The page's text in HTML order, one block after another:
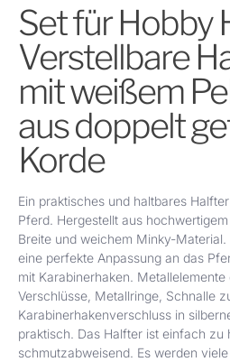
Set für Hobby
Verstellbare
mit weißem
aus doppelt
Korde
Ein praktisches und haltbares
Pferd. Hergestellt aus
Breite und weichem Minky-
eine perfekte Anpassung an das
mit Karabinerhaken.
Verschlüsse, Metallringe, Schnalle
Karabinerhakenverschluss in
praktisch. Das Halfter ist einfach zu
schmutzabweisend. Es werden